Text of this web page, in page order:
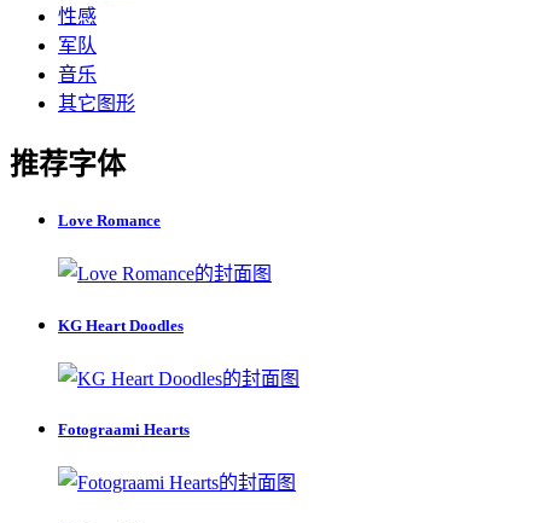
性感
军队
音乐
其它图形
推荐字体
Love Romance
KG Heart Doodles
Fotograami Hearts